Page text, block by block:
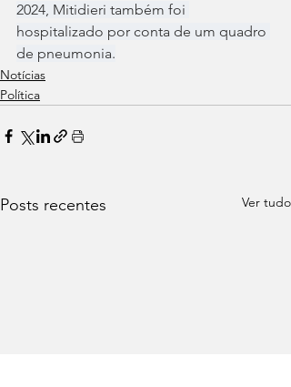
2024, Mitidieri também foi
hospitalizado por conta de um quadro
de pneumonia.
Notícias
Política
Posts recentes Ver tudo